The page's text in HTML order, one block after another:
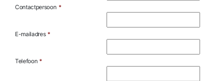
Contactpersoon *
E-mailadres *
Telefoon *